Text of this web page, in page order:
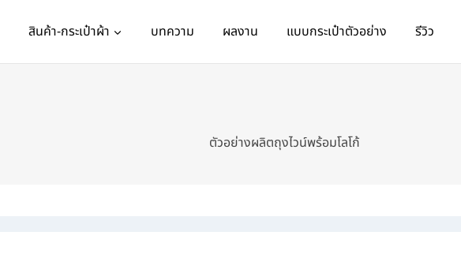
สินค้า-กระเป๋าผ้า บทความ ผลงาน แบบกระเป๋าตัวอย่าง รีวิว
ตัวอย่างผลิตถุงไวน์พร้อมโลโก้